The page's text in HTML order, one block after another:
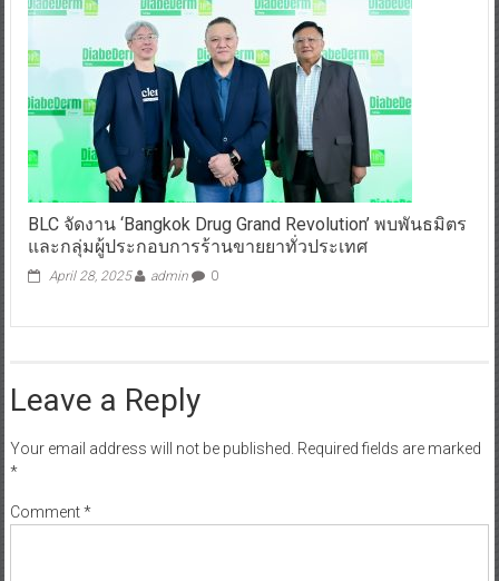
BLC จัดงาน ‘Bangkok Drug Grand Revolution’ พบพันธมิตร
และกลุ่มผู้ประกอบการร้านขายยาทั่วประเทศ
April 28, 2025 admin 0
Leave a Reply
Your email address will not be published. Required fields are marked
*
Comment*